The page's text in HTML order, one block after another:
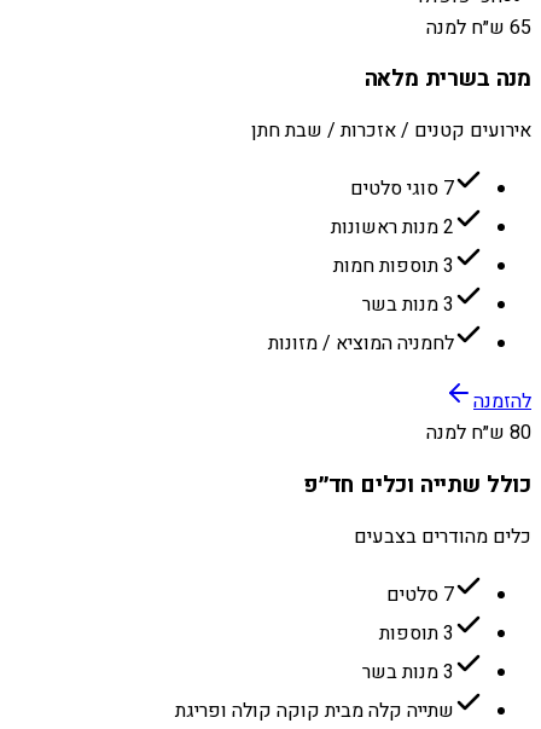
65 ש״ח למנה
מנה בשרית מלאה
אירועים קטנים / אזכרות / שבת חתן
7 סוגי סלטים
2 מנות ראשונות
3 תוספות חמות
3 מנות בשר
לחמניה המוציא / מזונות
להזמנה
80 ש״ח למנה
כולל שתייה וכלים חד״פ
כלים מהודרים בצבעים
7 סלטים
3 תוספות
3 מנות בשר
שתייה קלה מבית קוקה קולה ופריגת